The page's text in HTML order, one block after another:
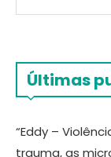
Últimas
“Eddy –
trauma, as